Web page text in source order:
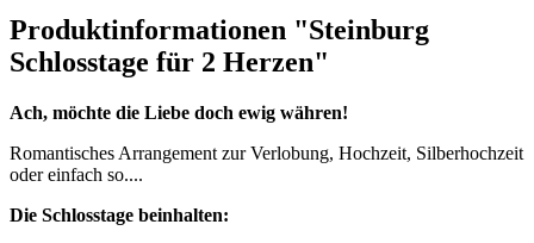
Produktinformationen "Steinburg
Schlosstage für 2 Herzen"
Ach, möchte die Liebe doch ewig währen!
Romantisches Arrangement zur Verlobung, Hochzeit, Silberhochzeit
oder einfach so....
Die Schlosstage beinhalten: